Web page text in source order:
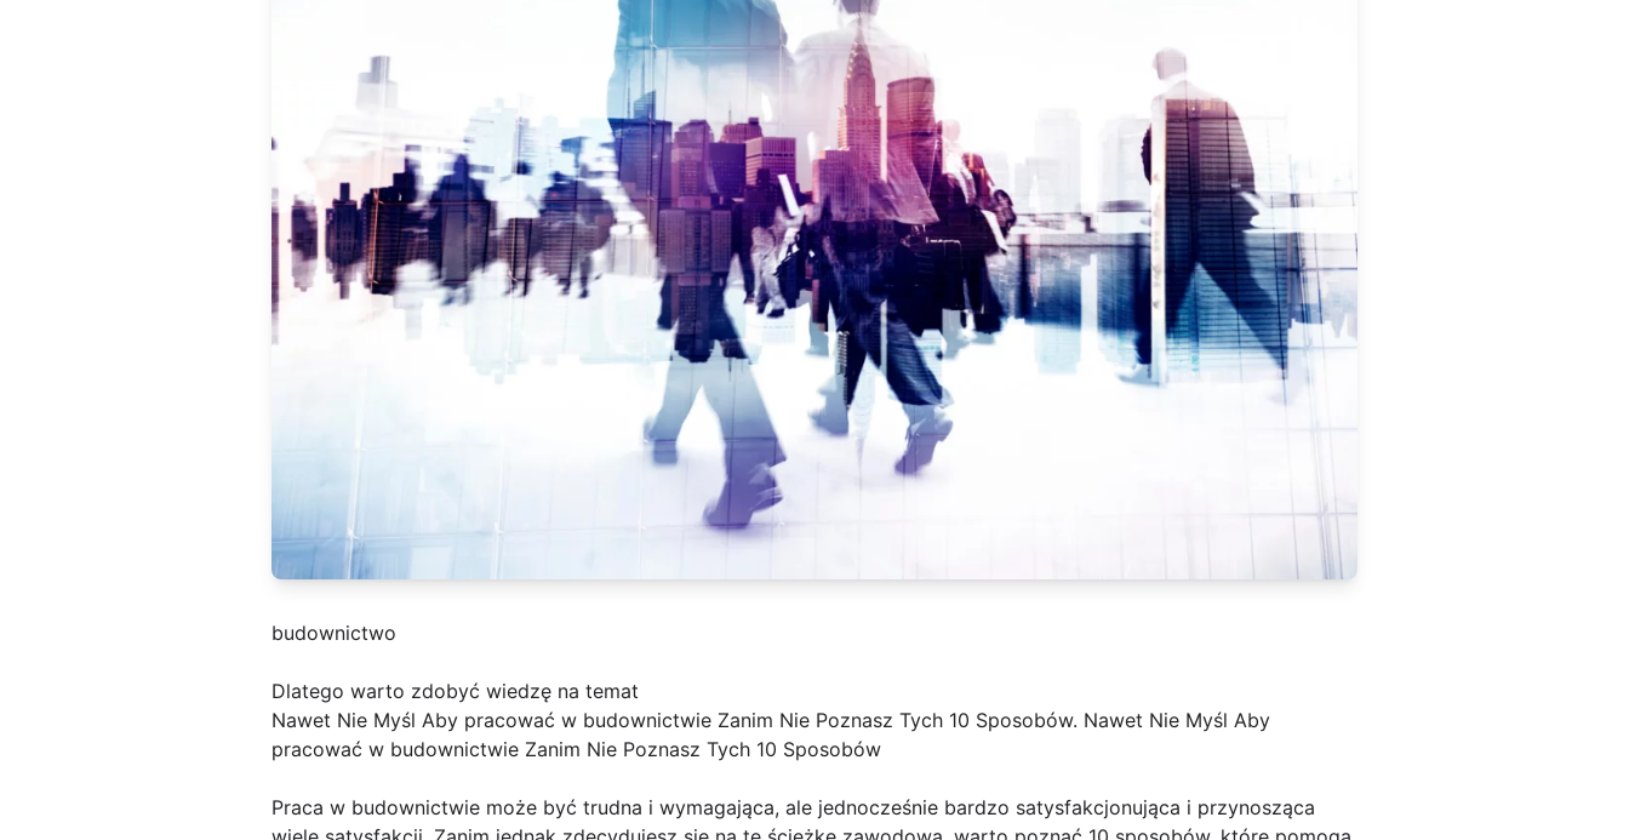
budownictwo
Dlatego warto zdobyć wiedzę na temat
Nawet Nie Myśl Aby pracować w budownictwie Zanim Nie Poznasz Tych 10 Sposobów. Nawet Nie Myśl Aby
pracować w budownictwie Zanim Nie Poznasz Tych 10 Sposobów
Praca w budownictwie może być trudna i wymagająca, ale jednocześnie bardzo satysfakcjonująca i przynosząca